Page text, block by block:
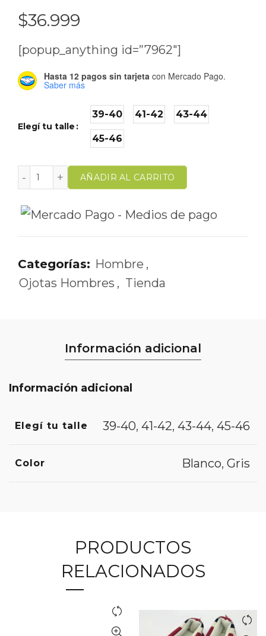
$36.999
[popup_anything id=”7962″]
Hasta 12 pagos sin tarjeta con Mercado Pago.
Saber más
Elegí tu talle
39-40 41-42 43-44
45-46
AÑADIR AL CARRITO
Categorías: Hombre ,
Ojotas Hombres , Tienda
Información adicional
Información adicional
Elegí tu talle 39-40, 41-42, 43-44, 45-46
Color Blanco, Gris
PRODUCTOS
RELACIONADOS